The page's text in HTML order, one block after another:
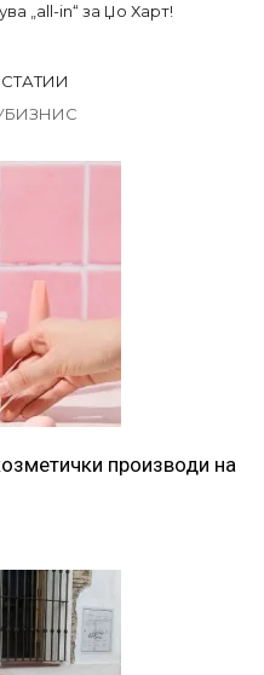
„all-in“ за Џо Харт!
производи на